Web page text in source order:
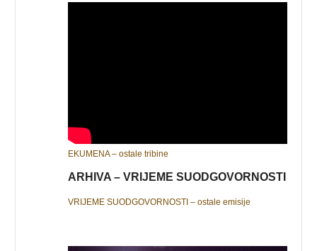
EKUMENA – ostale tribine
ARHIVA – VRIJEME SUODGOVORNOSTI
VRIJEME SUODGOVORNOSTI – ostale emisije